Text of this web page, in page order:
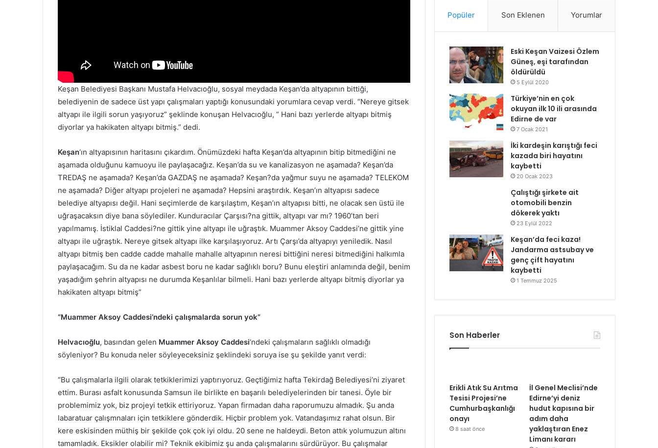
Keşan Belediyesi Başkanı Mustafa Helvacıoğlu, sosyal meydada Keşan’da altyapının bittiği,
belediyenin de sadece üst yapı çalışmaları yaptığı konusundaki yorumlara cevap verdi. “Nereye gitsek
altyapı ile ilgili sorun yaşıyoruz” şeklinde konuşan Helvacıoğlu, ” Hani bazı yerlerde altyapı bitmiş
diyorlar ya hakikaten altyapı bitmiş.” dedi.
Keşan‘ın altyapısının haritasını çıkardım. Önümüzdeki hafta Keşan’da altyapının bitip bitmediğini ne
aşamada olduğunu kamuoyu ile paylaşacağız. Keşan’da su ve kanalizasyon ne aşamada? Keşan’da
TREDAŞ ne aşamada? Keşan’da GAZDAŞ ne aşamada? Keşan?da yağmur suyu ne aşamada? TELEKOM
ne aşamada? Diğer altyapı projeleri ne aşamada? Hepsini araştırdık. Keşan’ın altyapısı sadece
belediye altyapısı değil. Hani seçimlerde de karşılaştım, Keşan’ın altyapısı bitti, ne olacak sen üstü ile
uğraşacaksın diye bana söylediler. Kunduracılar Çarşısı?na gittik, altyapı var mı? 1960’tan beri
yapılmamış. İstiklal Caddesi?ne gittik yine altyapı ile uğraştık. Muammer Aksoy Caddesi’ne gittik yine
altyapı ile uğraştık. Nereye gitsek altyapı ilke karşılaşıyoruz. Artı Çarşı’da altyapıyı yeniledik. Nasıl
altyapı bitmiş ben cadde cadde mahalle mahalle altyapının neresi bittiğini neresi bitmediğini halkımla
paylaşacağım. Su da ne kadar asbest boru ne kadar sağlıklı boru? Bunu eleştiri anlamında değil, benim
yaşadığım şehrin altyapısı ne durumda Keşanlılar bilmeli. Hani bazı yerlerde altyapı bitmiş diyorlar ya
hakikaten altyapı bitmiş”
“Muammer Aksoy Caddesi’ndeki çalışmalarda sorun yok”
Helvacıoğlu, basından gelen Muammer Aksoy Caddesi‘ndeki çalışmaların sağlıklı olmadığı
söyleniyor? Bu konuda neler söyleyeceksiniz şeklindeki soruya ise şu şekilde yanıt verdi:
“Bu çalışmalarla ilgili olarak tetkiklerimizi yaptırıyoruz. Geçtiğimiz hafta Tekirdağ Belediyesi’ni ziyaret
ettim. Burası asfalt konusunda Samsun ile birlikte en başarılı belediyelerinden bir tanesi. Öyle bir
problemimiz yok, biz projeyi tetkik ettiriyoruz. Yapan firmadan daha raporumuzu almadık. Şu anda
labaratuar çalışmnaları için tetkiklere gönderdik. Hiçbir problem yok. Vatandaşımız rahat olsun. Bir
kere eskisinden müthiş bir şekilde çok çok iyi oldu. 20 sene ne haldeydi. Beton attık yolumuzun altını
tamamladık. Eksikler olabilir mi? Teknik ekibimiz şu anda çalışmalarını sürdürüyor. Bu çalışmalar
Popüler Son Eklenen Yorumlar
Eski Keşan Vaizesi Özlem
Güneş, eşi tarafından
öldürüldü
5 Eylül 2020
Türkiye’nin en çok
okuyan ilk 10 ili arasında
Edirne de var
7 Ocak 2021
İki kardeşin karıştığı feci
kazada biri hayatını
kaybetti
20 Ocak 2023
Çalıştığı şirkete ait
otomobili benzin
dökerek yaktı
23 Eylül 2022
Keşan’da feci kaza!
Jandarma astsubay ve
genç çift hayatını
kaybetti
1 Temmuz 2025
Son Haberler
Erikli Atık Su Arıtma
Tesisi Projesi’ne
Cumhurbaşkanlığı
onayı
8 saat önce
İl Genel Meclisi’nde
Edirne’yi deniz
hudut kapısına bir
adım daha
yaklaştıran Enez
Limanı kararı